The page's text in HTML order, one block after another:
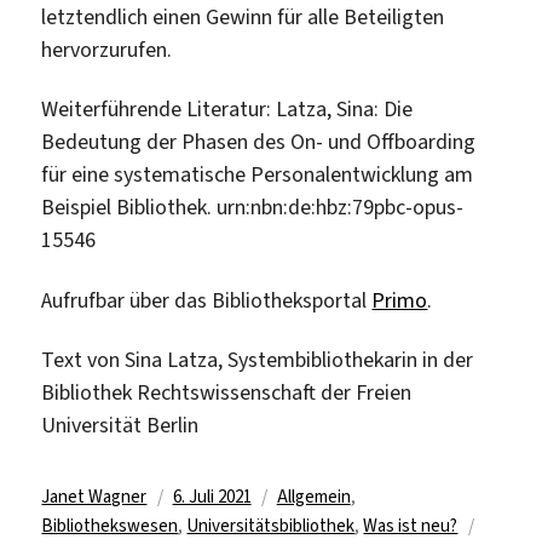
letztendlich einen Gewinn für alle Beteiligten
hervorzurufen.
Weiterführende Literatur: Latza, Sina: Die
Bedeutung der Phasen des On- und Offboarding
für eine systematische Personalentwicklung am
Beispiel Bibliothek. urn:nbn:de:hbz:79pbc-opus-
15546
Aufrufbar über das Bibliotheksportal Primo.
Text von Sina Latza, Systembibliothekarin in der
Bibliothek Rechtswissenschaft der Freien
Universität Berlin
Autor
Janet Wagner
Veröffentlicht
am
6. Juli 2021 Kategorien
Allgemein,
Bibliothekswesen, Universitätsbibliothek,Was ist neu?